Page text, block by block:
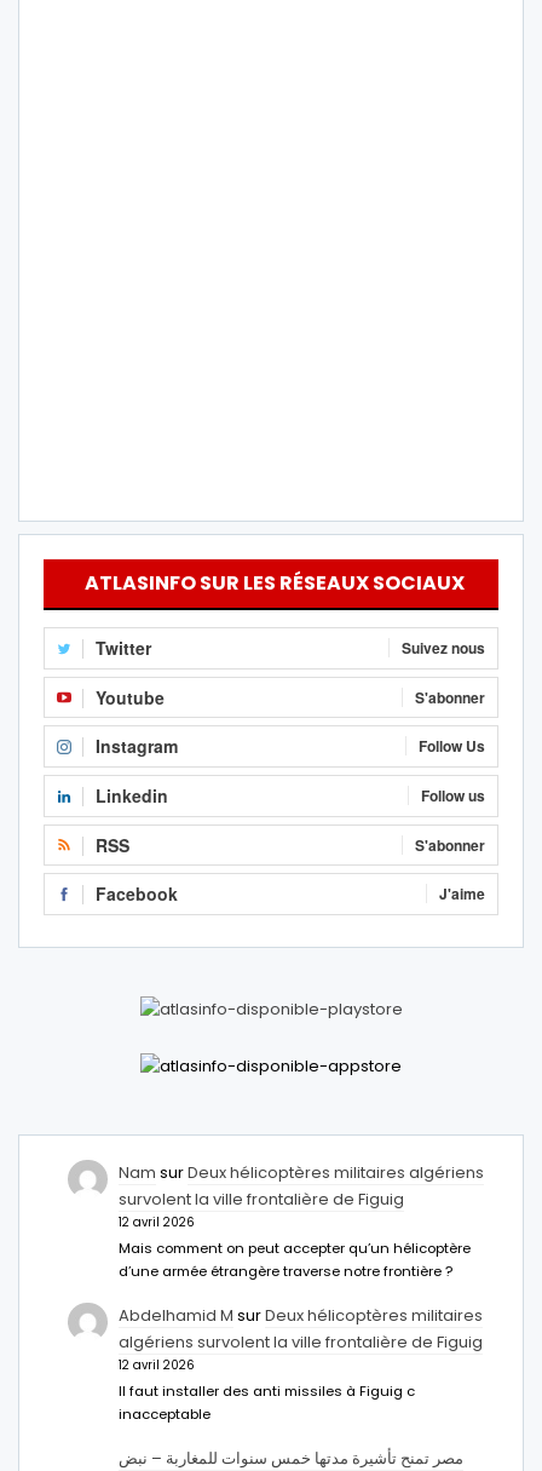
ATLASINFO SUR LES RÉSEAUX SOCIAUX
Twitter Suivez nous
Youtube S'abonner
Instagram Follow Us
Linkedin Follow us
RSS S'abonner
Facebook J'aime
Nam surDeux hélicoptères militaires algériens
survolent la ville frontalière de Figuig
12 avril 2026
Mais comment on peut accepter qu’un hélicoptère
d’une armée étrangère traverse notre frontière ?
Abdelhamid M surDeux hélicoptères militaires
algériens survolent la ville frontalière de Figuig
12 avril 2026
Il faut installer des anti missiles à Figuig c
inacceptable
مصر تمنح تأشيرة مدتها خمس سنوات للمغاربة – نبض